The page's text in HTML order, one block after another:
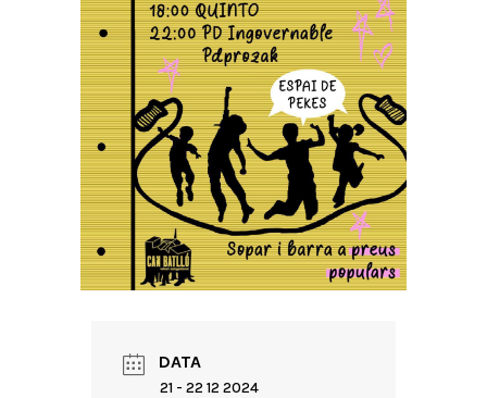
DATA
21 - 22 12 2024